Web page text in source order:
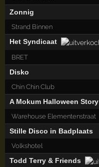
Zonnig
Strand Binnen
Het Syndicaat
BRET
Disko
Chin Chin Club
A Mokum Halloween Story
Warehouse Elementenstraat
Stille Disco in Badplaats
Volkshotel
Todd Terry & Friends